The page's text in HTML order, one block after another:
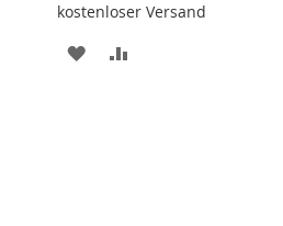
kostenloser Versand
ZUR